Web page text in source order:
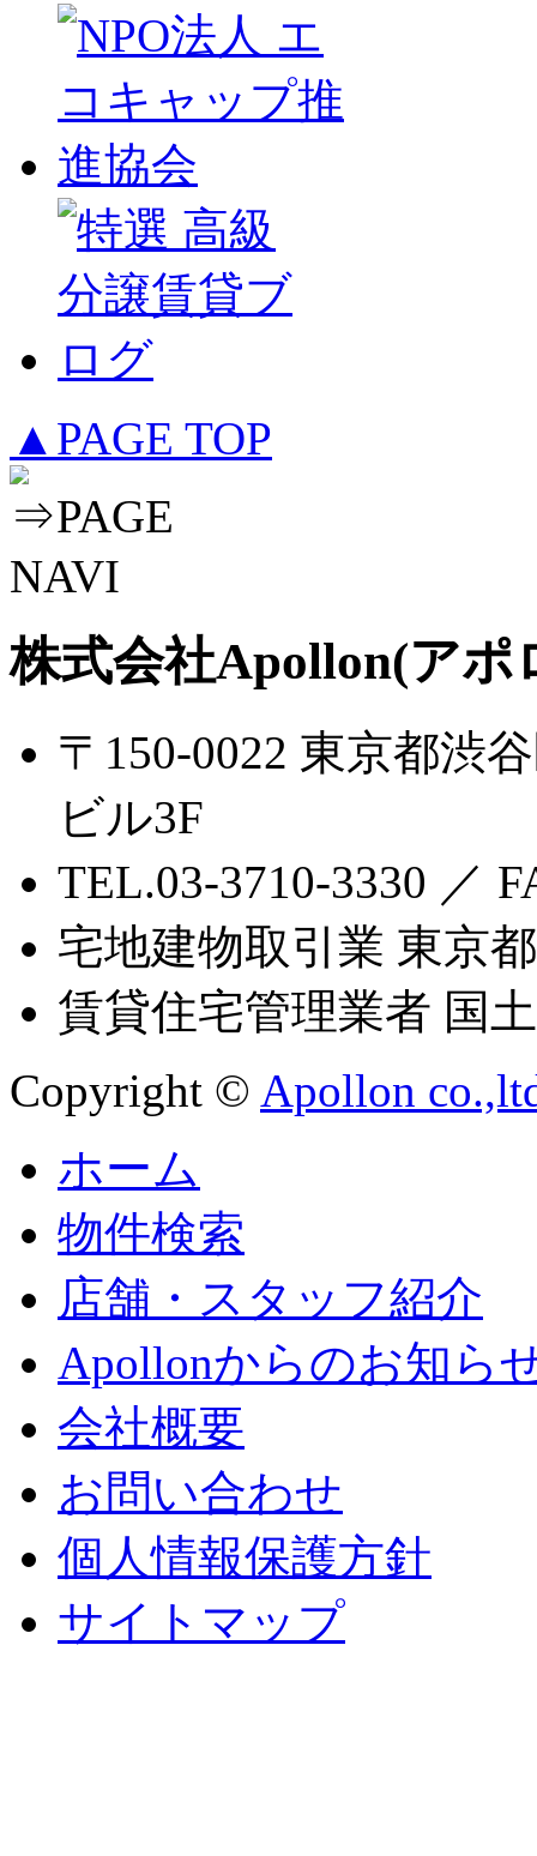
▲PAGE TOP
株式会社Apollon(アポ
〒150-0022 東京都渋
ビル3F
TEL.03-3710-3330 ／
宅地建物取引業 東京
賃貸住宅管理業者 国
Copyright © Apollon
ホーム
物件検索
店舗・スタッフ紹介
Apollonからのお知ら
会社概要
お問い合わせ
個人情報保護方針
サイトマップ